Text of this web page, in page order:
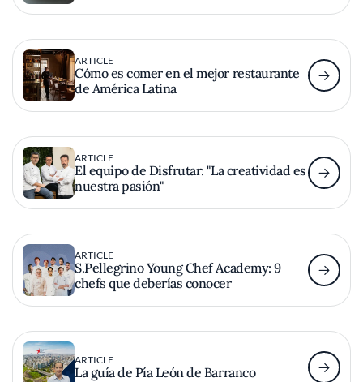
ARTICLE
Cómo es comer en el mejor restaurante
de América Latina
ARTICLE
El equipo de Disfrutar: "La creatividad es
nuestra pasión"
ARTICLE
S.Pellegrino Young Chef Academy: 9
chefs que deberías conocer
ARTICLE
La guía de Pía León de Barranco